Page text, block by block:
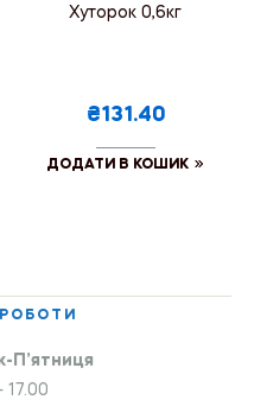
Хуторок 0,6кг
₴131.40
ДОДАТИ В КОШИК
РОБОТИ
П’ятниця
17.00